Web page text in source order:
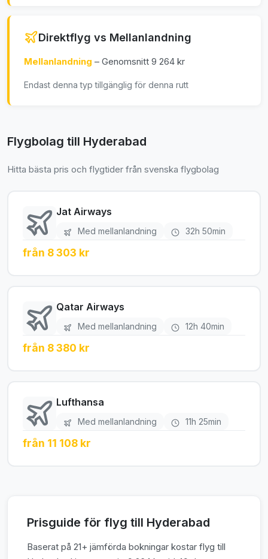
Direktflyg vs Mellanlandning
Mellanlandning – Genomsnitt 9 264 kr
Endast denna typ tillgänglig för denna rutt
Flygbolag till Hyderabad
Hitta bästa pris och flygtider från svenska flygbolag
Jat Airways
Med mellanlandning 32h 50min
från 8 303 kr
Qatar Airways
Med mellanlandning 12h 40min
från 8 380 kr
Lufthansa
Med mellanlandning 11h 25min
från 11 108 kr
Prisguide för flyg till Hyderabad
Baserat på 21+ jämförda bokningar kostar flyg till